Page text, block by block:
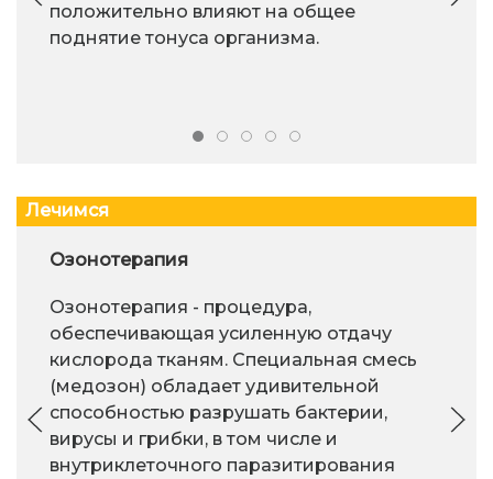
положительно влияют на общее
поднятие тонуса организма.
Лечимся
Озонотерапия
Озонотерапия - процедура,
обеспечивающая усиленную отдачу
кислорода тканям. Специальная смесь
(медозон) обладает удивительной
способностью разрушать бактерии,
вирусы и грибки, в том числе и
внутриклеточного паразитирования